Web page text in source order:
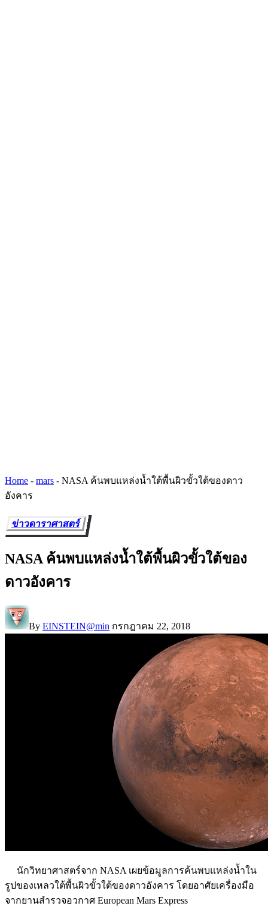
Home - mars - NASA ค้นพบแหล่งน้ำใต้พื้นผิวขั้วใต้ของดาว
อังคาร
ข่าวดาราศาสตร์
NASA ค้นพบแหล่งน้ำใต้พื้นผิวขั้วใต้ของ
ดาวอังคาร
By EINSTEIN@min กรกฎาคม 22, 2018
นักวิทยาศาสตร์จาก NASA เผยข้อมูลการค้นพบแหล่งน้ำใน
รูปของเหลวใต้พื้นผิวขั้วใต้ของดาวอังคาร โดยอาศัยเครื่องมือ
จากยานสำรวจอวกาศ European Mars Express